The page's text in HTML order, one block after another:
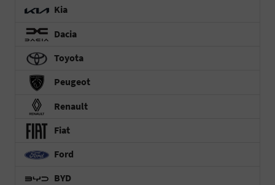
Kia
Dacia
Toyota
Peugeot
Renault
Fiat
Ford
BYD